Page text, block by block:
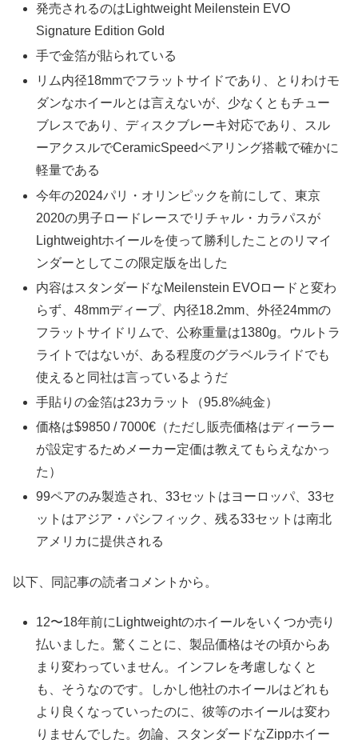
発売されるのはLightweight Meilenstein EVO
Signature Edition Gold
手で金箔が貼られている
リム内径18mmでフラットサイドであり、とりわけモ
ダンなホイールとは言えないが、少なくともチュー
ブレスであり、ディスクブレーキ対応であり、スル
ーアクスルでCeramicSpeedベアリング搭載で確かに
軽量である
今年の2024パリ・オリンピックを前にして、東京
2020の男子ロードレースでリチャル・カラパスが
Lightweightホイールを使って勝利したことのリマイ
ンダーとしてこの限定版を出した
内容はスタンダードなMeilenstein EVOロードと変わ
らず、48mmディープ、内径18.2mm、外径24mmの
フラットサイドリムで、公称重量は1380g。ウルトラ
ライトではないが、ある程度のグラベルライドでも
使えると同社は言っているようだ
手貼りの金箔は23カラット（95.8%純金）
価格は$9850 / 7000€（ただし販売価格はディーラー
が設定するためメーカー定価は教えてもらえなかっ
た）
99ペアのみ製造され、33セットはヨーロッパ、33セ
ットはアジア・パシフィック、残る33セットは南北
アメリカに提供される
以下、同記事の読者コメントから。
12〜18年前にLightweightのホイールをいくつか売り
払いました。驚くことに、製品価格はその頃からあ
まり変わっていません。インフレを考慮しなくと
も、そうなのです。しかし他社のホイールはどれも
より良くなっていったのに、彼等のホイールは変わ
りませんでした。勿論、スタンダードなZippホイー